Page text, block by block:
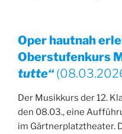
Oper hautnah
Oberstufenkurs
tutte“
Der Musikkurs der 12.
den 08.03., eine
im Gärtnerplatztheater.